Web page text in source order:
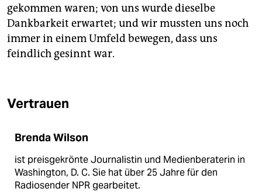
gekommen waren; von uns wurde dieselbe
Dankbarkeit erwartet; und wir mussten uns noch
immer in einem Umfeld bewegen, dass uns
feindlich gesinnt war.
Vertrauen
Brenda Wilson
ist preisge­krönte Journalistin und Medien­beraterin in
Washington, D. C. Sie hat über 25 Jahre für den
Radiosender NPR gearbeitet.